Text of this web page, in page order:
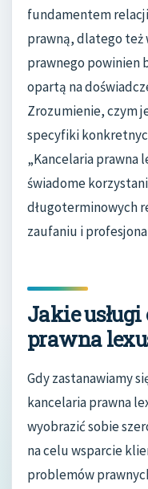
fundamentem
prawną, dlatego
prawnego powinien
opartą na
Zrozumienie, czym
specyfiki
„Kancelaria prawna
świadome
długoterminowych
zaufaniu i
Jakie
prawna
Gdy zastanawiamy
kancelaria prawna
wyobrazić sobie
na celu wsparcie
problemów